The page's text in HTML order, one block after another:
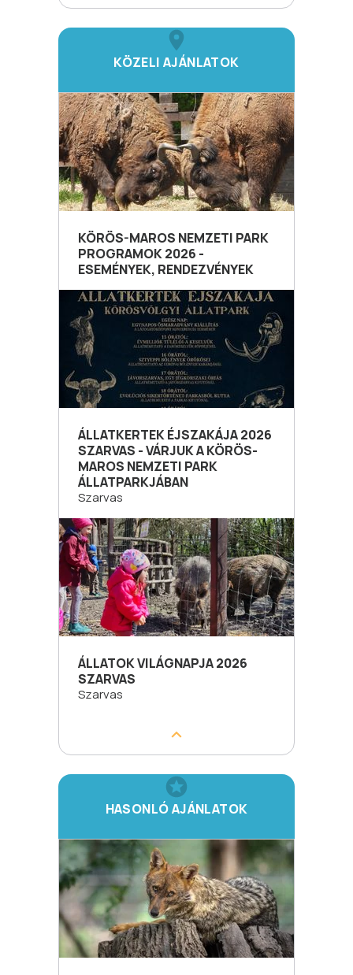
KÖZELI AJÁNLATOK
KÖRÖS-MAROS NEMZETI PARK
PROGRAMOK 2026 -
ESEMÉNYEK, RENDEZVÉNYEK
ÁLLATKERTEK ÉJSZAKÁJA 2026
SZARVAS - VÁRJUK A KÖRÖS-
MAROS NEMZETI PARK
ÁLLATPARKJÁBAN
Szarvas
ÁLLATOK VILÁGNAPJA 2026
SZARVAS
Szarvas
HASONLÓ AJÁNLATOK